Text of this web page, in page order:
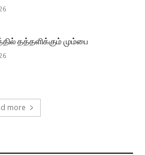
தத்தளிக்கும் மும்பை
more